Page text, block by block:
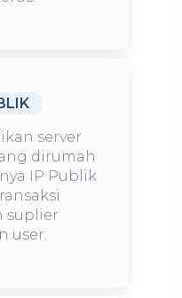
server
dirumah
IP Publik
suplier
user.